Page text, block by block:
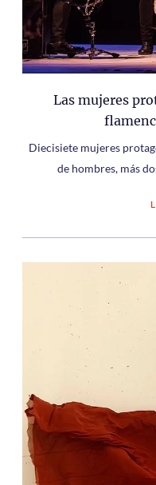
Las mujeres
Diecisiete mujeres
de hombres, más